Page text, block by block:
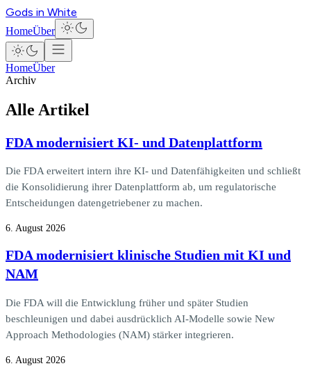
Gods in White
HomeÜber
HomeÜber
Archiv
Alle Artikel
FDA modernisiert KI- und Datenplattform
Die FDA erweitert intern ihre KI- und Datenfähigkeiten und schließt
die Konsolidierung ihrer Datenplattform ab, um regulatorische
Entscheidungen datengetriebener zu machen.
6. August 2026
FDA modernisiert klinische Studien mit KI und
NAM
Die FDA will die Entwicklung früher und später Studien
beschleunigen und dabei ausdrücklich AI-Modelle sowie New
Approach Methodologies (NAM) stärker integrieren.
6. August 2026